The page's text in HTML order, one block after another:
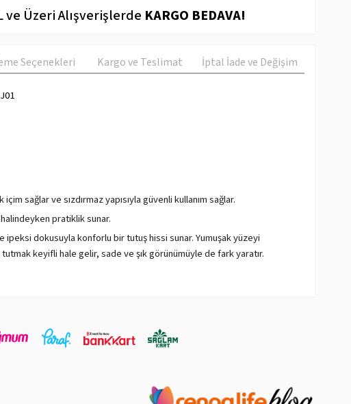
ve Üzeri Alışverişlerde KARGO BEDAVA!
Seçenekleri Kargo ve Teslimat İptal İade ve Değişim
içim sağlar ve sızdırmaz yapısıyla güvenli kullanım sağlar.
pratiklik sunar.
ipeksi dokusuyla konforlu bir tutuş hissi sunar. Yumuşak yüzeyi
keyifli hale gelir, sade ve şık görünümüyle de fark yaratır.
Bu, suyunuzun rengini ve dokusunu net bir şekilde görmenizi sağlar.